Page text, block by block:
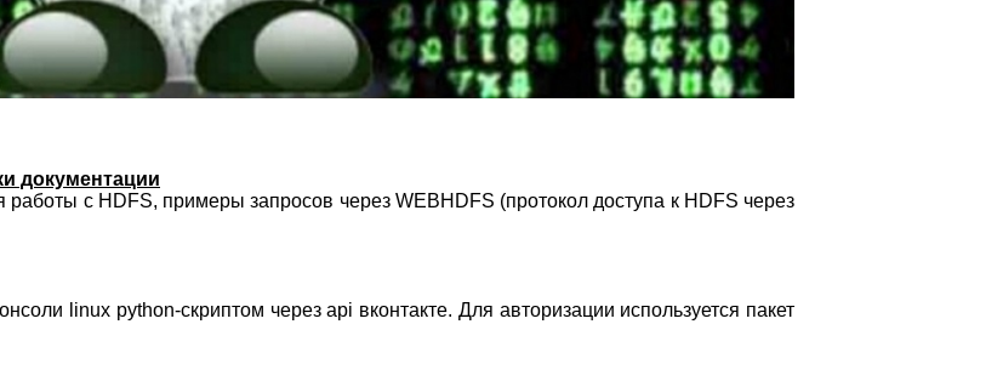
документации
с HDFS, примеры запросов через WEBHDFS (протокол доступа к HDFS через
linux python-скриптом через api вконтакте. Для авторизации используется пакет